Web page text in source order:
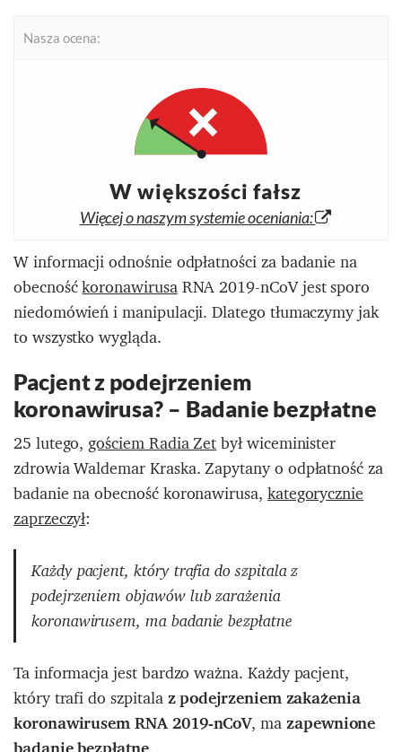
Nasza ocena:
W większości fałsz
Więcej o naszym systemie oceniania:
W informacji odnośnie odpłatności za badanie na
obecnośćkoronawirusaRNA 2019-nCoV jest sporo
niedomówień i manipulacji. Dlatego tłumaczymy jak
to wszystko wygląda.
Pacjent z podejrzeniem
koronawirusa? – Badanie bezpłatne
25 lutego,gościem Radia Zetbył wiceminister
zdrowia Waldemar Kraska. Zapytany o odpłatność za
badanie na obecność koronawirusa,kategorycznie
zaprzeczył:
Każdy pacjent, który trafia do szpitala z
podejrzeniem objawów lub zarażenia
koronawirusem, ma badanie bezpłatne
Ta informacja jest bardzo ważna. Każdy pacjent,
który trafi do szpitalaz podejrzeniem zakażenia
koronawirusem RNA 2019-nCoV, mazapewnione